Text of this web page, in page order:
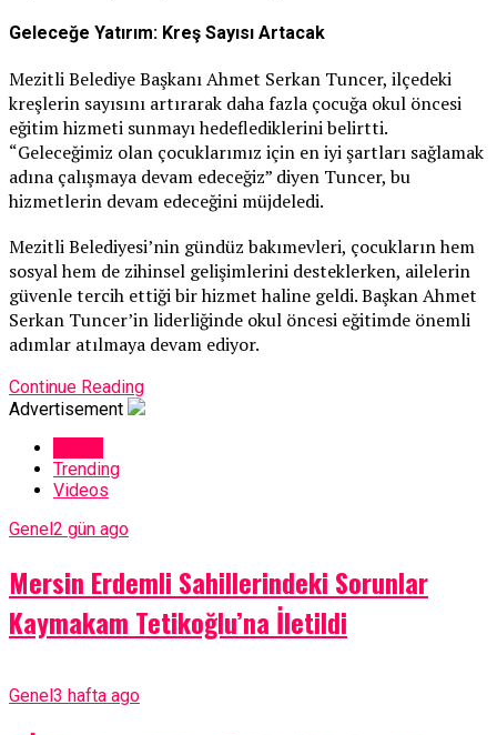
Geleceğe Yatırım: Kreş Sayısı Artacak
Mezitli Belediye Başkanı Ahmet Serkan Tuncer, ilçedeki
kreşlerin sayısını artırarak daha fazla çocuğa okul öncesi
eğitim hizmeti sunmayı hedeflediklerini belirtti.
“Geleceğimiz olan çocuklarımız için en iyi şartları sağlamak
adına çalışmaya devam edeceğiz” diyen Tuncer, bu
hizmetlerin devam edeceğini müjdeledi.
Mezitli Belediyesi’nin gündüz bakımevleri, çocukların hem
sosyal hem de zihinsel gelişimlerini desteklerken, ailelerin
güvenle tercih ettiği bir hizmet haline geldi. Başkan Ahmet
Serkan Tuncer’in liderliğinde okul öncesi eğitimde önemli
adımlar atılmaya devam ediyor.
Continue Reading
Advertisement
Trending
Videos
Genel 2 gün ago
Mersin Erdemli Sahillerindeki Sorunlar
Kaymakam Tetikoğlu’na İletildi
Genel 3 hafta ago